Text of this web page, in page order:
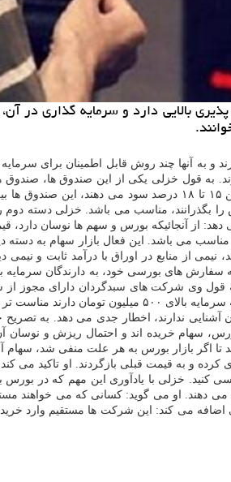
بالایی دارد و سرمایه گذاری در
و به آنها چند روش قابل اطمینان برای
دارند. به قول خزلی یکی از این صندوق ها،
را بگذرانند، مناسب می باشد. خزلی دسته
از آنجائیکه بورس و سهم ها نوسان دارد،
می باشد. این فعال بازار سهام به
از منابع در اوراق با درآمد ثابت و
وی شرکت های سبدگردان دارای مجوز از
مناست تر است.
ندارند، اخطار جدی می دهد. به تصریح
اوج قیمت های تاریخی بورس، سهام خریده اند و احتمال
و برتر بازار سرمایه، سرمایه گذاری کنند تا اگر بازار بورس به
و به قیمت قبلی بازگردند. او تاکید می
را در نظر می گیرید برای خرید سهام در بورس باید ۵۰ فاکتور را بررسی کنید.
دهند. او می گوید: کسانی که می خواهند
می کند: این شرکت ها مستقیم وارد